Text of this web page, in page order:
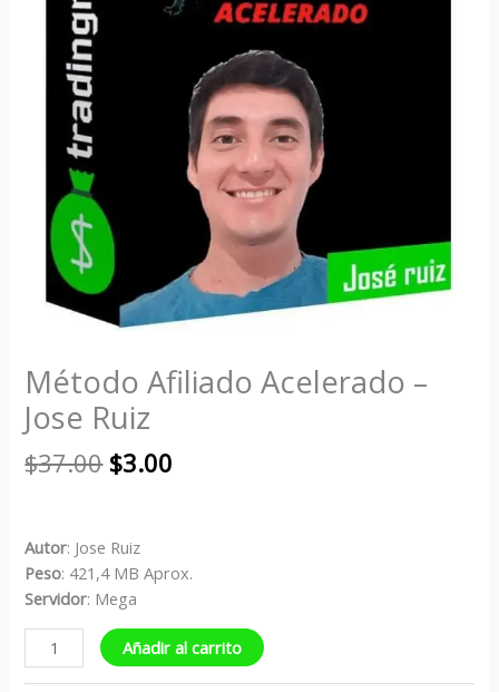
Método Afiliado Acelerado –
Jose Ruiz
$37.00 $3.00
Autor: Jose Ruiz
Peso: 421,4 MB Aprox.
Servidor: Mega
Añadir al carrito